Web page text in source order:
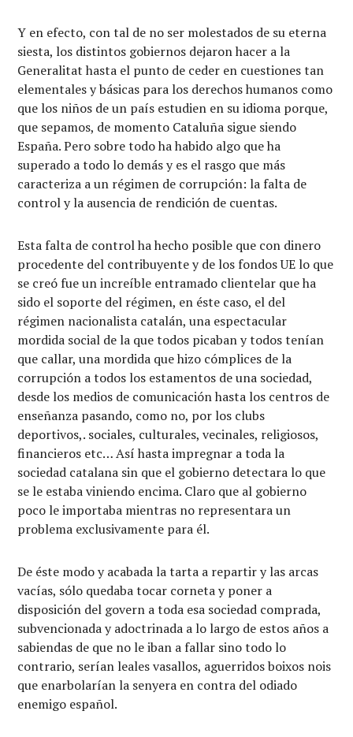
Y en efecto, con tal de no ser molestados de su eterna
siesta, los distintos gobiernos dejaron hacer a la
Generalitat hasta el punto de ceder en cuestiones tan
elementales y básicas para los derechos humanos como
que los niños de un país estudien en su idioma porque,
que sepamos, de momento Cataluña sigue siendo
España. Pero sobre todo ha habido algo que ha
superado a todo lo demás y es el rasgo que más
caracteriza a un régimen de corrupción: la falta de
control y la ausencia de rendición de cuentas.
Esta falta de control ha hecho posible que con dinero
procedente del contribuyente y de los fondos UE lo que
se creó fue un increíble entramado clientelar que ha
sido el soporte del régimen, en éste caso, el del
régimen nacionalista catalán, una espectacular
mordida social de la que todos picaban y todos tenían
que callar, una mordida que hizo cómplices de la
corrupción a todos los estamentos de una sociedad,
desde los medios de comunicación hasta los centros de
enseñanza pasando, como no, por los clubs
deportivos,. sociales, culturales, vecinales, religiosos,
financieros etc… Así hasta impregnar a toda la
sociedad catalana sin que el gobierno detectara lo que
se le estaba viniendo encima. Claro que al gobierno
poco le importaba mientras no representara un
problema exclusivamente para él.
De éste modo y acabada la tarta a repartir y las arcas
vacías, sólo quedaba tocar corneta y poner a
disposición del govern a toda esa sociedad comprada,
subvencionada y adoctrinada a lo largo de estos años a
sabiendas de que no le iban a fallar sino todo lo
contrario, serían leales vasallos, aguerridos boixos nois
que enarbolarían la senyera en contra del odiado
enemigo español.